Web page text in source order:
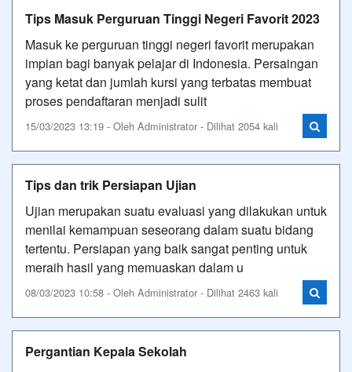
Tips Masuk Perguruan Tinggi Negeri Favorit 2023
Masuk ke perguruan tinggi negeri favorit merupakan
impian bagi banyak pelajar di Indonesia. Persaingan
yang ketat dan jumlah kursi yang terbatas membuat
proses pendaftaran menjadi sulit
15/03/2023 13:19 - Oleh Administrator - Dilihat 2054 kali
Tips dan trik Persiapan Ujian
Ujian merupakan suatu evaluasi yang dilakukan untuk
menilai kemampuan seseorang dalam suatu bidang
tertentu. Persiapan yang baik sangat penting untuk
meraih hasil yang memuaskan dalam u
08/03/2023 10:58 - Oleh Administrator - Dilihat 2463 kali
Pergantian Kepala Sekolah